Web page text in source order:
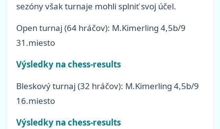
sezóny však turnaje mohli splniť svoj účel.
Open turnaj (64 hráčov): M.Kimerling 4,5b/9
31.miesto
Výsledky na chess-results
Bleskový turnaj (32 hráčov): M.Kimerling 4,5b/9
16.miesto
Výsledky na chess-results